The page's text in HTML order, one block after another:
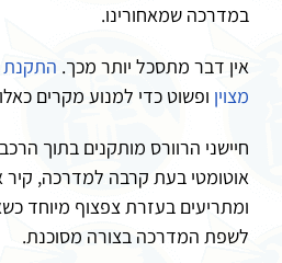
במדרכה שמאחורינו.
אין דבר מתסכל יותר מכך. התקנת
מצוין ופשוט כדי למנוע מקרים
חיישני הרוורס מותקנים בתוך
אוטומטי בעת קרבה למדרכה, קיר
ומתריעים בעזרת צפצוף מיוחד
לשפת המדרכה בצורה מסוכנת.